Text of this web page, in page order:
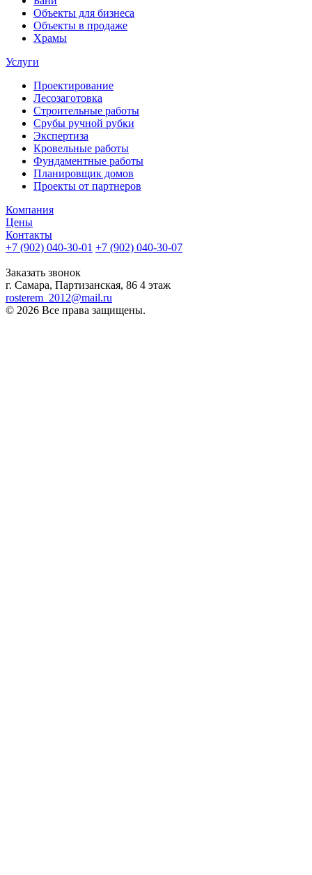
Объекты для бизнеса
Объекты в продаже
Храмы
Услуги
Проектирование
Лесозаготовка
Строительные работы
Срубы ручной рубки
Экспертиза
Кровельные работы
Фундаментные работы
Планировщик домов
Проекты от партнеров
Компания
Цены
Контакты
+7 (902) 040-30-01 +7 (902) 040-30-07
Заказать звонок
г. Самара, Партизанская, 86 4 этаж
rosterem_2012@mail.ru
© 2026 Все права защищены.